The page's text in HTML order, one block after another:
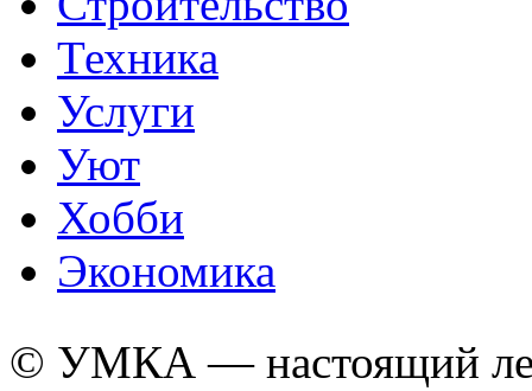
Техника
Услуги
Уют
Хобби
Экономика
© УМКА — настоящий